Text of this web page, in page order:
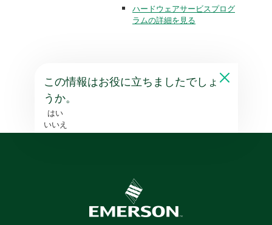
ハードウェアサービスプログ
ラムの詳細を見る
この情報はお役に立ちましたでしょ
うか。
はい
いいえ